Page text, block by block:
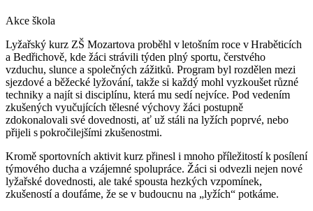
Akce škola
Lyžařský kurz ZŠ Mozartova proběhl v letošním roce v Hraběticích
a Bedřichově, kde žáci strávili týden plný sportu, čerstvého
vzduchu, slunce a společných zážitků. Program byl rozdělen mezi
sjezdové a běžecké lyžování, takže si každý mohl vyzkoušet různé
techniky a najít si disciplínu, která mu sedí nejvíce. Pod vedením
zkušených vyučujících tělesné výchovy žáci postupně
zdokonalovali své dovednosti, ať už stáli na lyžích poprvé, nebo
přijeli s pokročilejšími zkušenostmi.
Kromě sportovních aktivit kurz přinesl i mnoho příležitostí k posílení
týmového ducha a vzájemné spolupráce. Žáci si odvezli nejen nové
lyžařské dovednosti, ale také spousta hezkých vzpomínek,
zkušeností a doufáme, že se v budoucnu na „lyžích“ potkáme.